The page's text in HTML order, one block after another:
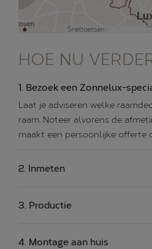
HOE NU
Bezoek een Zonnelux-
Laat je adviseren welke
raam. Noteer alvorens de
maakt een persoonlijke offerte
Inmeten
Productie
Montage aan huis